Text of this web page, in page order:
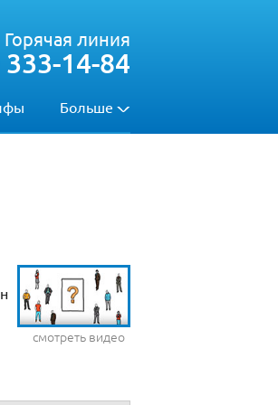
Больше
Горячая линия
14-84
смотреть видео